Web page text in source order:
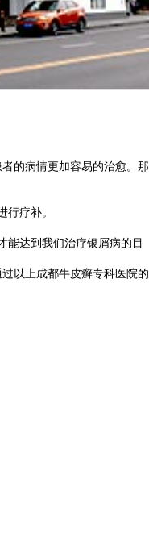
的病情更加容易的治愈。那
疗补。
能达到我们治疗银屑病的目
以上成都牛皮癣专科医院的